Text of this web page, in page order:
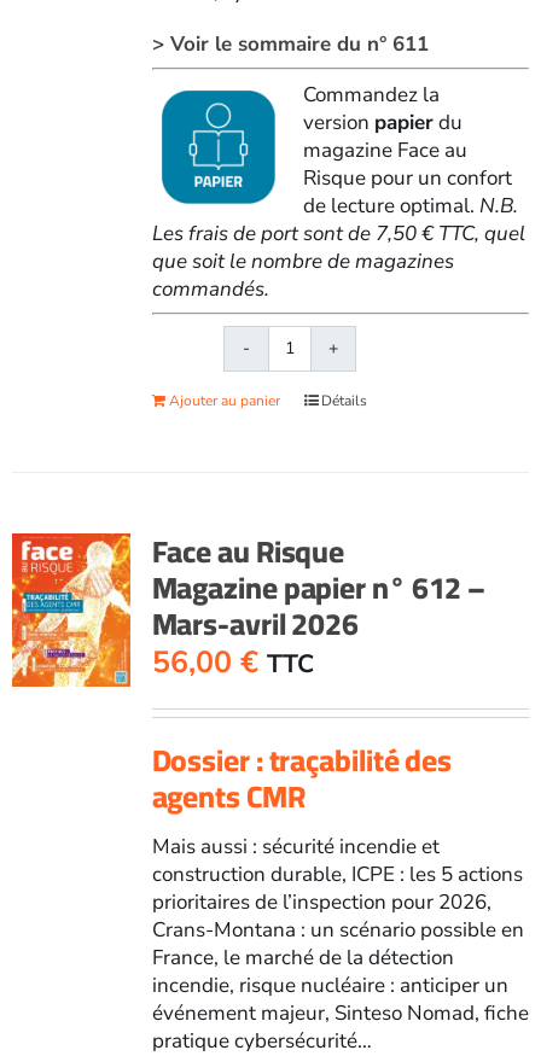
> Voir le sommaire du n° 611
Commandez la
version papierdu
magazine Face au
Risque pour un confort
de lecture optimal. N.B.
Les frais de port sont de 7,50 € TTC, quel
que soit le nombre de magazines
commandés.
quantité
de
Face
611
-
Janvier-
février
2026
Ajouter au panier Détails
Face au Risque
Magazine papier n° 612 –
Mars-avril 2026
56,00 € TTC
Dossier : traçabilité des
agents CMR
Mais aussi : sécurité incendie et
construction durable, ICPE : les 5 actions
prioritaires de l’inspection pour 2026,
Crans-Montana : un scénario possible en
France, le marché de la détection
incendie, risque nucléaire : anticiper un
événement majeur, Sinteso Nomad, fiche
pratique cybersécurité…